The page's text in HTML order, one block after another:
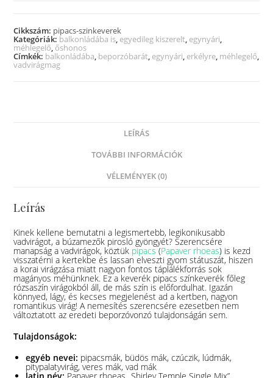
Cikkszám: pipacs-szinkeverek
Kategóriák: balkonládába is egyedileg kiszerelt egynyári
méhlegelő őshonos
Címkék: balkonládába beporzóbarát egynyári erkélyre méhlegelő
vadvirágmag
LEÍRÁS
TOVÁBBI INFORMÁCIÓK
VÉLEMÉNYEK (0)
Leírás
Kinek kellene bemutatni a legismertebb, legikonikusabb
vadvirágot, a búzamezők pirosló gyöngyét? Szerencsére
manapság a vadvirágok, köztük pipacs(Papaver rhoeas) is kezd
visszatérni a kertekbe és lassan elveszti gyom státuszát, hiszen
a korai virágzása miatt nagyon fontos táplálékforrás sok
magányos méhünknek. Ez a keverék pipacs színkeverék főleg
rózsaszín virágokból áll, de más szín is előfordulhat. Igazán
könnyed, lágy, és kecses megjelenést ad a kertben, nagyon
romantikus virág! A nemesítés szerencsére ezesetben nem
változtatott az eredeti beporzóvonzó tulajdonságán sem.
Tulajdonságok:
egyéb nevei: pipacsmák, büdös mák, czúczik, lúdmák,
pitypalatyvirág, veres mák, vad mák
latin név: Papaver rhoeas „Shirley Temple Single Mix”